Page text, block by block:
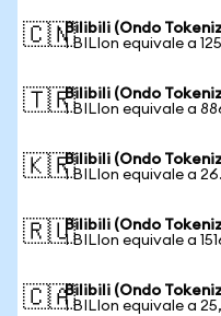
🇨🇳Bilibili (Ondo
1 BILIon equivale a
🇹🇷Bilibili (Ondo
1 BILIon equivale a
🇰🇷Bilibili (Ondo
1 BILIon equivale a
🇷🇺Bilibili (Ondo
1 BILIon equivale a
🇨🇦Bilibili (Ondo
1 BILIon equivale a